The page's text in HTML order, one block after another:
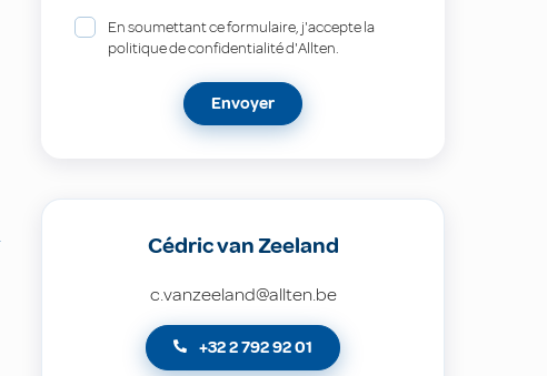
En soumettant ce formulaire, j'accepte la
politique de confidentialité d'Allten.
Envoyer
Cédric van Zeeland
c.vanzeeland@allten.be
+32 2 792 92 01